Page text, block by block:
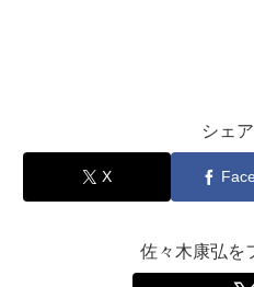
シェ
X
佐々木康弘を